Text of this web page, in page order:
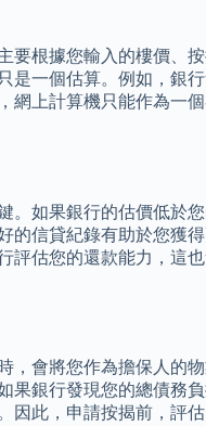
根據您輸入的樓價、
一個估算。例如，銀
上計算機只能作為一
如果銀行的估價低於
信貸紀錄有助於您獲
估您的還款能力，這
會將您作為擔保人的
銀行發現您的總債務
此，申請按揭前，評